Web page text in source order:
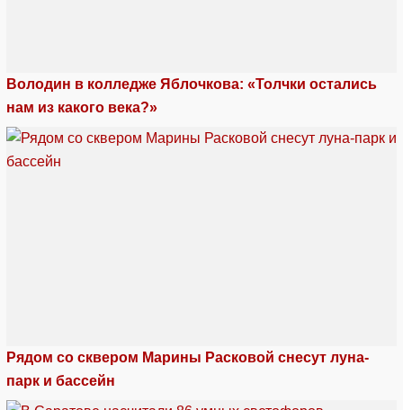
Володин в колледже Яблочкова: «Толчки остались
нам из какого века?»
Рядом со сквером Марины Расковой снесут луна-
парк и бассейн